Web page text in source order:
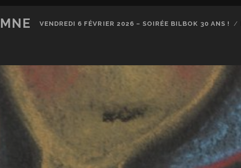
VENDREDI 6 FÉVRIER 2026 – SOIRÉE BILBOK 30 ANS !